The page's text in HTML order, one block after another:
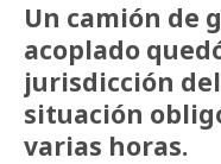
Un camión de
acoplado
jurisdicción
situación
varias horas.